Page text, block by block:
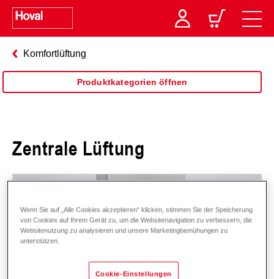
Komfortlüftung
Produktkategorien öffnen
Zentrale Lüftung
Wenn Sie auf „Alle Cookies akzeptieren“ klicken, stimmen Sie der Speicherung
von Cookies auf Ihrem Gerät zu, um die Websitenavigation zu verbessern, die
Websitenutzung zu analysieren und unsere Marketingbemühungen zu
unterstützen.
Cookie-Einstellungen